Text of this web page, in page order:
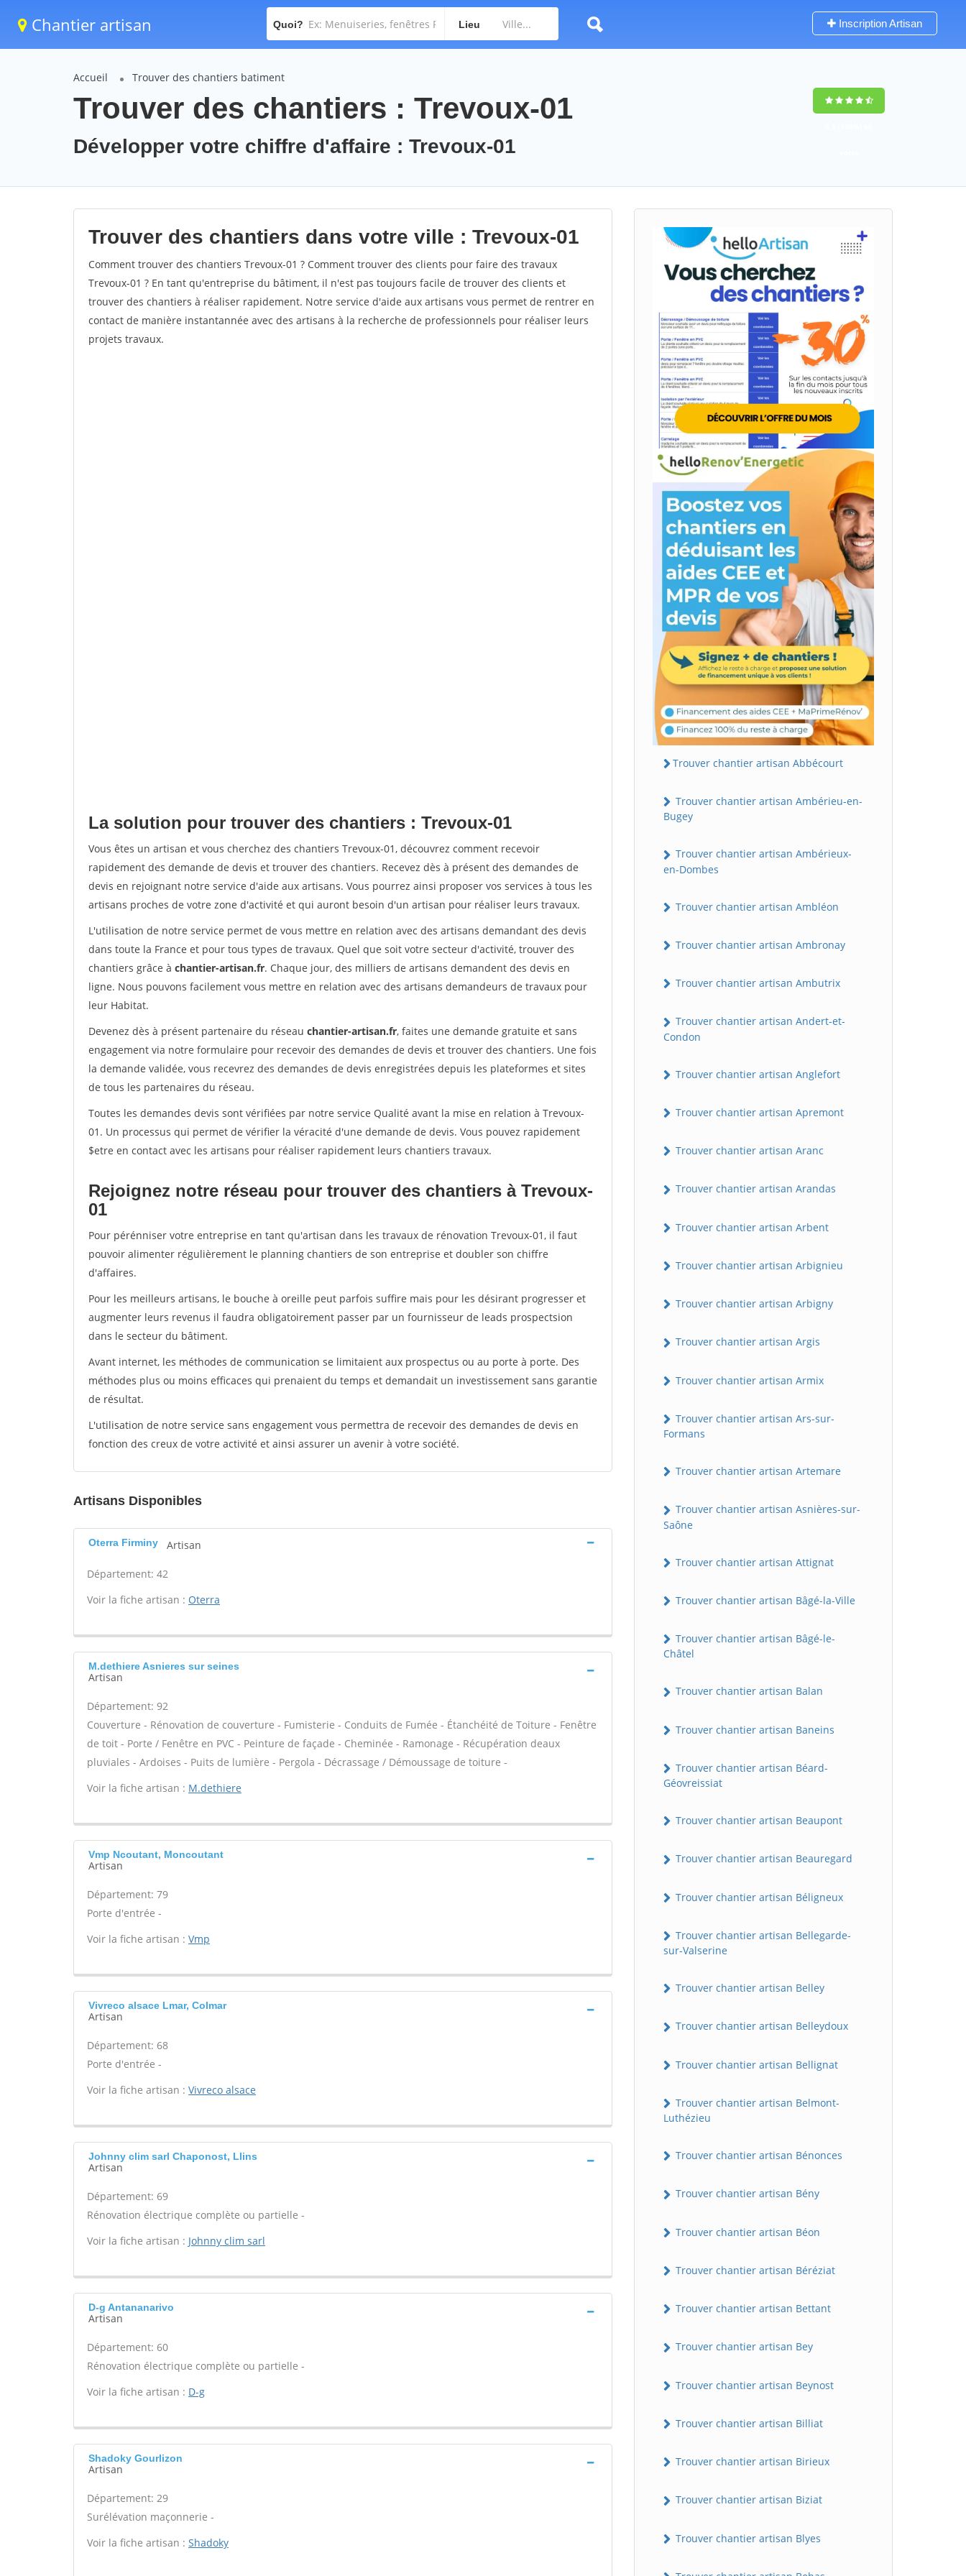
Chantier artisan Quoi? Lieu Inscription Artisan
Accueil Trouver des chantiers batiment
Trouver des chantiers : Trevoux-01
Développer votre chiffre d'affaire : Trevoux-01
Trouver des chantiers dans votre ville : Trevoux-01
Comment trouver des chantiers Trevoux-01 ? Comment trouver des clients pour faire des travaux
Trevoux-01 ? En tant qu'entreprise du bâtiment, il n'est pas toujours facile de trouver des clients et
trouver des chantiers à réaliser rapidement. Notre service d'aide aux artisans vous permet de rentrer en
contact de manière instantannée avec des artisans à la recherche de professionnels pour réaliser leurs
projets travaux.
La solution pour trouver des chantiers : Trevoux-01
Vous êtes un artisan et vous cherchez des chantiers Trevoux-01, découvrez comment recevoir
rapidement des demande de devis et trouver des chantiers. Recevez dès à présent des demandes de
devis en rejoignant notre service d'aide aux artisans. Vous pourrez ainsi proposer vos services à tous les
artisans proches de votre zone d'activité et qui auront besoin d'un artisan pour réaliser leurs travaux.
L'utilisation de notre service permet de vous mettre en relation avec des artisans demandant des devis
dans toute la France et pour tous types de travaux. Quel que soit votre secteur d'activité, trouver des
chantiers grâce à chantier-artisan.fr. Chaque jour, des milliers de artisans demandent des devis en
ligne. Nous pouvons facilement vous mettre en relation avec des artisans demandeurs de travaux pour
leur Habitat.
Devenez dès à présent partenaire du réseau chantier-artisan.fr, faites une demande gratuite et sans
engagement via notre formulaire pour recevoir des demandes de devis et trouver des chantiers. Une fois
la demande validée, vous recevrez des demandes de devis enregistrées depuis les plateformes et sites
de tous les partenaires du réseau.
Toutes les demandes devis sont vérifiées par notre service Qualité avant la mise en relation à Trevoux-
01. Un processus qui permet de vérifier la véracité d'une demande de devis. Vous pouvez rapidement
$etre en contact avec les artisans pour réaliser rapidement leurs chantiers travaux.
Rejoignez notre réseau pour trouver des chantiers à Trevoux-
01
Pour pérénniser votre entreprise en tant qu'artisan dans les travaux de rénovation Trevoux-01, il faut
pouvoir alimenter régulièrement le planning chantiers de son entreprise et doubler son chiffre
d'affaires.
Pour les meilleurs artisans, le bouche à oreille peut parfois suffire mais pour les désirant progresser et
augmenter leurs revenus il faudra obligatoirement passer par un fournisseur de leads prospectsion
dans le secteur du bâtiment.
Avant internet, les méthodes de communication se limitaient aux prospectus ou au porte à porte. Des
méthodes plus ou moins efficaces qui prenaient du temps et demandait un investissement sans garantie
de résultat.
L'utilisation de notre service sans engagement vous permettra de recevoir des demandes de devis en
fonction des creux de votre activité et ainsi assurer un avenir à votre société.
Artisans Disponibles
Oterra Firminy Artisan
Département: 42
Voir la fiche artisan : Oterra
M.dethiere Asnieres sur seines
Artisan
Département: 92
Couverture - Rénovation de couverture - Fumisterie - Conduits de Fumée - Étanchéité de Toiture - Fenêtre
de toit - Porte / Fenêtre en PVC - Peinture de façade - Cheminée - Ramonage - Récupération deaux
pluviales - Ardoises - Puits de lumière - Pergola - Décrassage / Démoussage de toiture -
Voir la fiche artisan : M.dethiere
Vmp Ncoutant, Moncoutant
Artisan
Département: 79
Porte d'entrée -
Voir la fiche artisan : Vmp
Vivreco alsace Lmar, Colmar
Artisan
Département: 68
Porte d'entrée -
Voir la fiche artisan : Vivreco alsace
Johnny clim sarl Chaponost, Llins
Artisan
Département: 69
Rénovation électrique complète ou partielle -
Voir la fiche artisan : Johnny clim sarl
D-g Antananarivo
Artisan
Département: 60
Rénovation électrique complète ou partielle -
Voir la fiche artisan : D-g
Shadoky Gourlizon
Artisan
Département: 29
Surélévation maçonnerie -
Voir la fiche artisan : Shadoky
Trouver chantier artisan Abbécourt
Trouver chantier artisan Ambérieu-en-
Bugey
Trouver chantier artisan Ambérieux-
en-Dombes
Trouver chantier artisan Ambléon
Trouver chantier artisan Ambronay
Trouver chantier artisan Ambutrix
Trouver chantier artisan Andert-et-
Condon
Trouver chantier artisan Anglefort
Trouver chantier artisan Apremont
Trouver chantier artisan Aranc
Trouver chantier artisan Arandas
Trouver chantier artisan Arbent
Trouver chantier artisan Arbignieu
Trouver chantier artisan Arbigny
Trouver chantier artisan Argis
Trouver chantier artisan Armix
Trouver chantier artisan Ars-sur-
Formans
Trouver chantier artisan Artemare
Trouver chantier artisan Asnières-sur-
Saône
Trouver chantier artisan Attignat
Trouver chantier artisan Bâgé-la-Ville
Trouver chantier artisan Bâgé-le-
Châtel
Trouver chantier artisan Balan
Trouver chantier artisan Baneins
Trouver chantier artisan Béard-
Géovreissiat
Trouver chantier artisan Beaupont
Trouver chantier artisan Beauregard
Trouver chantier artisan Béligneux
Trouver chantier artisan Bellegarde-
sur-Valserine
Trouver chantier artisan Belley
Trouver chantier artisan Belleydoux
Trouver chantier artisan Bellignat
Trouver chantier artisan Belmont-
Luthézieu
Trouver chantier artisan Bénonces
Trouver chantier artisan Bény
Trouver chantier artisan Béon
Trouver chantier artisan Béréziat
Trouver chantier artisan Bettant
Trouver chantier artisan Bey
Trouver chantier artisan Beynost
Trouver chantier artisan Billiat
Trouver chantier artisan Birieux
Trouver chantier artisan Biziat
Trouver chantier artisan Blyes